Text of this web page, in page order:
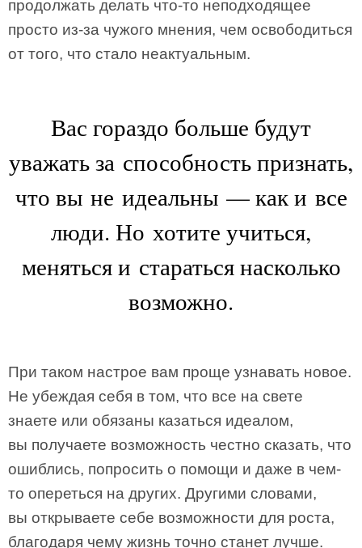
продолжать делать что-то неподходящее
просто из-за чужого мнения, чем освободиться
от того, что стало неактуальным.
Вас гораздо больше будут
уважать за способность признать,
что вы не идеальны — как и все
люди. Но хотите учиться,
меняться и стараться насколько
возможно.
При таком настрое вам проще узнавать новое.
Не убеждая себя в том, что все на свете
знаете или обязаны казаться идеалом,
вы получаете возможность честно сказать, что
ошиблись, попросить о помощи и даже в чем-
то опереться на других. Другими словами,
вы открываете себе возможности для роста,
благодаря чему жизнь точно станет лучше.